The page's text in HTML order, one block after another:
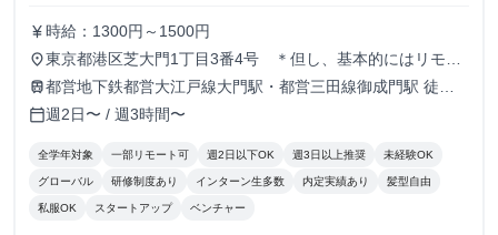
ションスキルの向上機会も図ることができます
残業ほぼなし／大手電力会社と提携／リモート勤
務OK／週に一度の勤務OK
currency_yen 時給：1300円～1500円
place東京都港区芝大門1丁目3番4号 ＊但し、基本的にはリモー
ト勤務です
train都営地下鉄都営大江戸線大門駅・都営三田線御成門駅 徒歩6
分 JR山手線浜松町駅 徒歩8分
calendar_today週2日〜 / 週3時間〜
全学年対象 一部リモート可 週2日以下OK 週3日以上推奨 未経験OK
グローバル 研修制度あり インターン生多数 内定実績あり 髪型自由
私服OK スタートアップ ベンチャー